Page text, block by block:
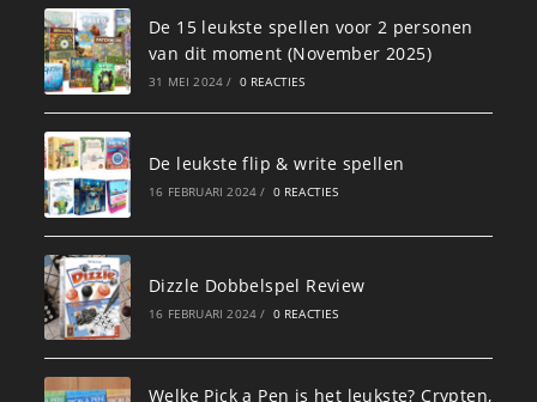
De 15 leukste spellen voor 2 personen
van dit moment (November 2025)
31 MEI 2024 / 0 REACTIES
De leukste flip & write spellen
16 FEBRUARI 2024 / 0 REACTIES
Dizzle Dobbelspel Review
16 FEBRUARI 2024 / 0 REACTIES
Welke Pick a Pen is het leukste? Crypten,